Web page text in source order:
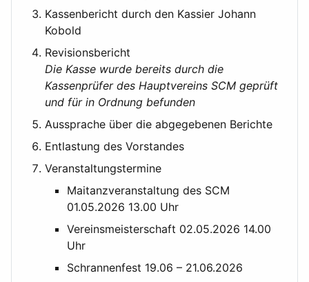
Kassenbericht durch den Kassier Johann
Kobold
Revisionsbericht
Die Kasse wurde bereits durch die
Kassenprüfer des Hauptvereins SCM geprüft
und für in Ordnung befunden
Aussprache über die abgegebenen Berichte
Entlastung des Vorstandes
Veranstaltungstermine
Maitanzveranstaltung des SCM
01.05.2026 13.00 Uhr
Vereinsmeisterschaft 02.05.2026 14.00
Uhr
Schrannenfest 19.06 – 21.06.2026